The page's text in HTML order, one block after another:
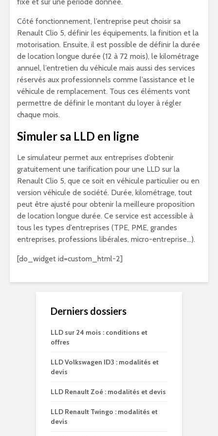
Côté fonctionnement, l’entreprise peut choisir sa
Renault Clio 5, définir les équipements, la finition et la
motorisation. Ensuite, il est possible de définir la durée
de location longue durée (12 à 72 mois), le kilométrage
annuel, l’entretien du véhicule mais aussi des services
réservés aux professionnels comme l’assistance et le
véhicule de remplacement. Tous ces éléments vont
permettre de définir le montant du loyer à régler
chaque mois.
Simuler sa LLD en ligne
Le simulateur permet aux entreprises d’obtenir
gratuitement une tarification pour une LLD sur la
Renault Clio 5, que ce soit en véhicule particulier ou en
version véhicule de société. Durée, kilométrage, tout
peut être ajusté pour obtenir la meilleure proposition
de location longue durée. Ce service est accessible à
tous les types d’entreprises (TPE, PME, grandes
entreprises, professions libérales, micro-entreprise…).
[do_widget id=custom_html-2]
Derniers dossiers
LLD sur 24 mois : conditions et
offres
LLD Volkswagen ID3 : modalités et
devis
LLD Renault Zoé : modalités et devis
LLD Renault Twingo : modalités et
devis